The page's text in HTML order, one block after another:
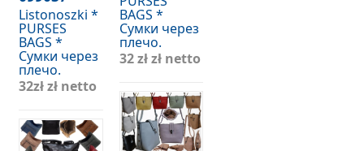
Listonoszki *
PURSES
BAGS *
Сумки через
плечо.
32złzł netto
BAGS *
Сумки через
плечо.
32 złzł netto